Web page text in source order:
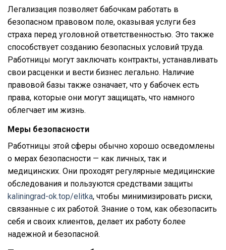
Легализация позволяет бабочкам работать в
безопасном правовом поле, оказывая услуги без
страха перед уголовной ответственностью. Это также
способствует созданию безопасных условий труда.
Работницы могут заключать контракты, устанавливать
свои расценки и вести бизнес легально. Наличие
правовой базы также означает, что у бабочек есть
права, которые они могут защищать, что намного
облегчает им жизнь.
Меры безопасности
Работницы этой сферы обычно хорошо осведомлены
о мерах безопасности — как личных, так и
медицинских. Они проходят регулярные медицинские
обследования и пользуются средствами защиты
kaliningrad-ok.top/elitka, чтобы минимизировать риски,
связанные с их работой. Знание о том, как обезопасить
себя и своих клиентов, делает их работу более
надежной и безопасной.